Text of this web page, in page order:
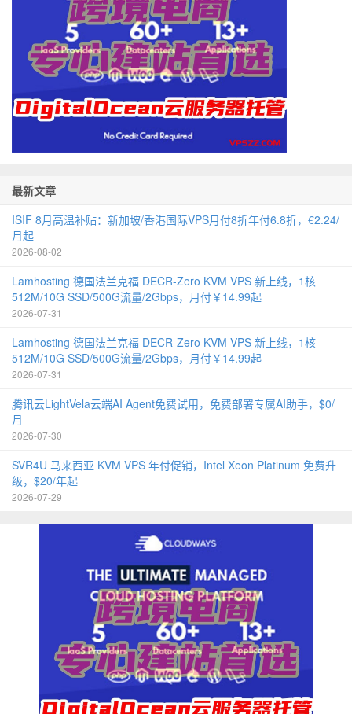
最新文章
ISIF 8月高温补贴：新加坡/香港国际VPS月付8折年付6.8折，€2.24/
月起
2026-08-02
Lamhosting 德国法兰克福 DECR-Zero KVM VPS 新上线，1核
512M/10G SSD/500G流量/2Gbps，月付￥14.99起
2026-07-31
Lamhosting 德国法兰克福 DECR-Zero KVM VPS 新上线，1核
512M/10G SSD/500G流量/2Gbps，月付￥14.99起
2026-07-31
腾讯云LightVela云端AI Agent免费试用，免费部署专属AI助手，$0/
月
2026-07-30
SVR4U 马来西亚 KVM VPS 年付促销，Intel Xeon Platinum 免费升
级，$20/年起
2026-07-29